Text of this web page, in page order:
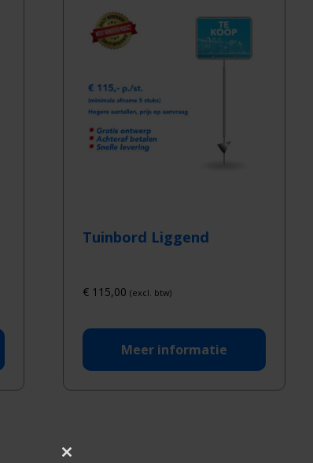
Tuinbord Liggend
€115,00 (excl. btw)
Meer informatie